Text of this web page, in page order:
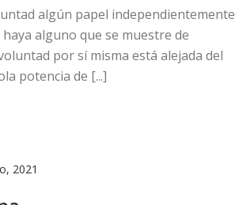
algún papel independientemente
haya alguno que se muestre de
por sí misma está alejada del
potencia de [...]
2021